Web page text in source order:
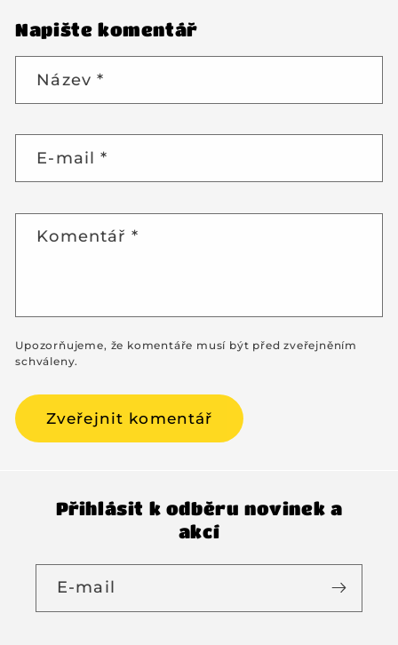
Napište komentář
Název*
E-mail*
Komentář *
Upozorňujeme, že komentáře musí být před zveřejněním
schváleny.
Přihlásit k odběru novinek a
akcí
E-mail